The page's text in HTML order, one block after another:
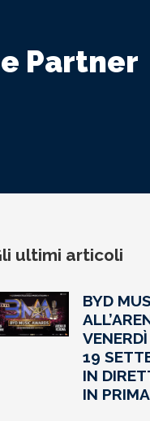
Partner
ultimi articoli
BYD
19
IN
IN